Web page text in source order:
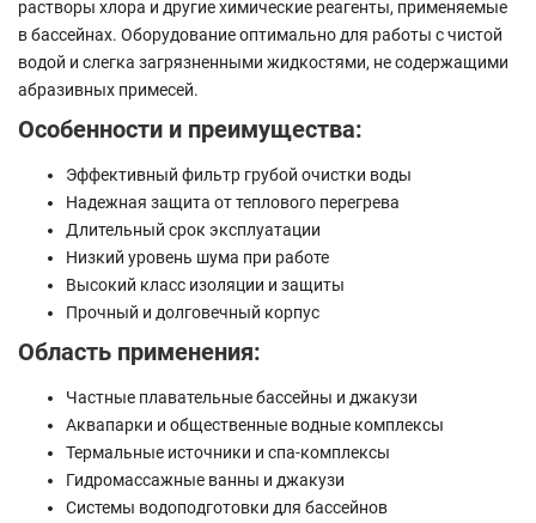
растворы хлора и другие химические реагенты, применяемые
в бассейнах. Оборудование оптимально для работы с чистой
водой и слегка загрязненными жидкостями, не содержащими
абразивных примесей.
Особенности и преимущества:
Эффективный фильтр грубой очистки воды
Надежная защита от теплового перегрева
Длительный срок эксплуатации
Низкий уровень шума при работе
Высокий класс изоляции и защиты
Прочный и долговечный корпус
Область применения:
Частные плавательные бассейны и джакузи
Аквапарки и общественные водные комплексы
Термальные источники и спа-комплексы
Гидромассажные ванны и джакузи
Системы водоподготовки для бассейнов